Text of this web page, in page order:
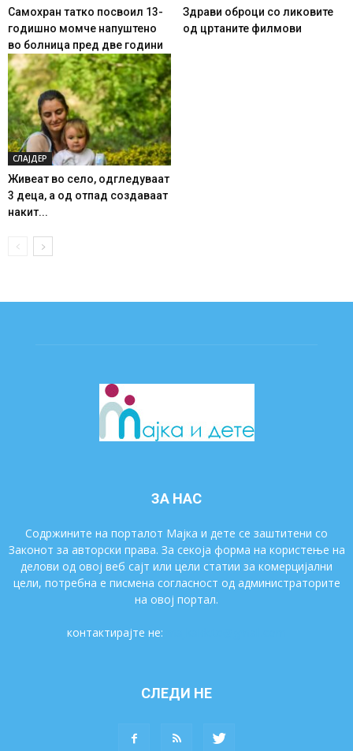
Самохран татко посвоил 13-
годишно момче напуштено
во болница пред две години
Здрави оброци со ликовите
од цртаните филмови
СЛАЈДЕР
Живеат во село, одгледуваат
3 деца, а од отпад создаваат
накит...
ЗА НАС
Содржините на порталот Мајка и дете се заштитени со
Законот за авторски права. За секоја форма на користење на
делови од овој веб сајт или цели статии за комерцијални
цели, потребна е писмена согласност од администраторите
на овој портал.
контактирајте не:
СЛЕДИ НЕ